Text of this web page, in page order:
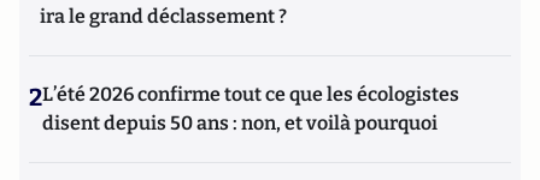
ira le grand déclassement ?
2L’été 2026 confirme tout ce que les écologistes
disent depuis 50 ans : non, et voilà pourquoi